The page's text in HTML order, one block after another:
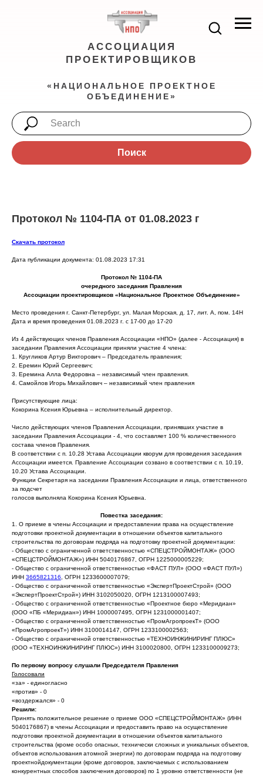
АССОЦИАЦИЯ
ПРОЕКТИРОВЩИКОВ
«НАЦИОНАЛЬНОЕ ПРОЕКТНОЕ
ОБЪЕДИНЕНИЕ»
Поиск
Протокол № 1104-ПА от 01.08.2023 г
Скачать протокол
Дата публикации документа: 01.08.2023 17:31
Протокол № 1104-ПА
очередного заседания Правления
Ассоциации проектировщиков «Национальное Проектное Объединение»
Место проведения г. Санкт-Петербург, ул. Малая Морская, д. 17, лит. А, пом. 14Н
Дата и время проведения 01.08.2023 г. с 17-00 до 17-20
Из 4 действующих членов Правления Ассоциации «НПО» (далее - Ассоциация) в
заседании Правления Ассоциации приняли участие 4 члена:
1. Кругликов Артур Викторович – Председатель правления;
2. Еремин Юрий Сергеевич;
3. Еремина Алла Федоровна – независимый член правления.
4. Самойлов Игорь Михайлович – независимый член правления
Присутствующие лица:
Кокорина Ксения Юрьевна – исполнительный директор.
Число действующих членов Правления Ассоциации, принявших участие в
заседании Правления Ассоциации - 4, что составляет 100 % количественного
состава членов Правления.
В соответствии с п. 10.28 Устава Ассоциации кворум для проведения заседания
Ассоциации имеется. Правление Ассоциации созвано в соответствии с п. 10.19,
10.20 Устава Ассоциации.
Функции Секретаря на заседании Правления Ассоциации и лица, ответственного
за подсчет
голосов выполняла Кокорина Ксения Юрьевна.
Повестка заседания:
1. О приеме в члены Ассоциации и предоставлении права на осуществление
подготовки проектной документации в отношении объектов капитального
строительства по договорам подряда на подготовку проектной документации:
- Общество с ограниченной ответственностью «СПЕЦСТРОЙМОНТАЖ» (ООО
«СПЕЦСТРОЙМОНТАЖ») ИНН 5040176867, ОГРН 1225000005229;
- Общество с ограниченной ответственностью «ФАСТ ПУЛ» (ООО «ФАСТ ПУЛ»)
ИНН 3665821316 , ОГРН 1233600007079;
- Общество с ограниченной ответственностью «ЭкспертПроектСтрой» (ООО
«ЭкспертПроектСтрой») ИНН 3102050020, ОГРН 1213100007493;
- Общество с ограниченной ответственностью «Проектное бюро «Меридиан»
(ООО «ПБ «Меридиан») ИНН 1000007495, ОГРН 1231000001407;
- Общество с ограниченной ответственностью «ПромАгропроекТ» (ООО
«ПромАгропроекТ») ИНН 3100014147, ОГРН 1233100002563;
- Общество с ограниченной ответственностью «ТЕХНОИНЖИНИРИНГ ПЛЮС»
(ООО «ТЕХНОИНЖИНИРИНГ ПЛЮС») ИНН 3100020800, ОГРН 1233100009273;
По первому вопросу слушали Председателя Правления
Голосовали
«за» - единогласно
«против» - 0
«воздержался» - 0
Решили:
Принять положительное решение о приеме ООО «СПЕЦСТРОЙМОНТАЖ» (ИНН
5040176867) в члены Ассоциации и предоставить право на осуществление
подготовки проектной документации в отношении объектов капитального
строительства (кроме особо опасных, технически сложных и уникальных объектов,
объектов использования атомной энергии) по договорам подряда на подготовку
проектнойдокументации (кроме договоров, заключаемых с использованием
конкурентных способов заключения договоров) по 1 уровню ответственности (не